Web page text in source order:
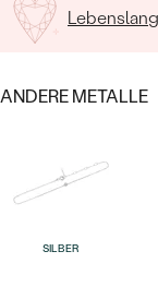
GOLD
SCHMUCK
NACH STYL
PREISWERTE
LUXURIÖSE
LUXURIÖSE
ANDERE METALLE
SILBER